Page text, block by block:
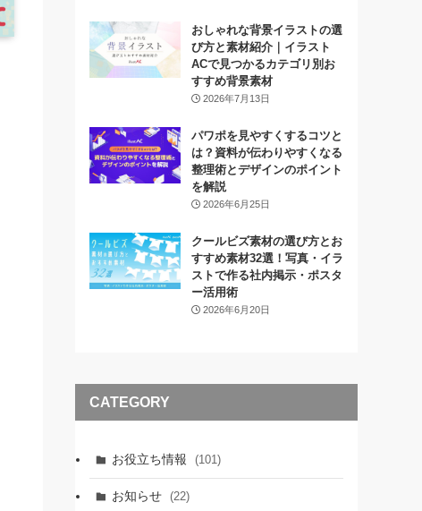
おしゃれな背景イラストの選
び方と素材紹介｜イラスト
ACで見つかるカテゴリ別お
すすめ背景素材
2026年7月13日
パワポを見やすくするコツと
は？資料が伝わりやすくなる
整理術とデザインのポイント
を解説
2026年6月25日
クールビズ素材の選び方とお
すすめ素材32選！写真・イラ
ストで作る社内掲示・ポスタ
ー活用術
2026年6月20日
CATEGORY
お役立ち情報 (101)
お知らせ (22)